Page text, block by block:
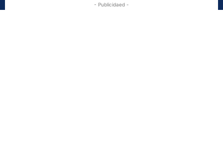
- Publicidaed -